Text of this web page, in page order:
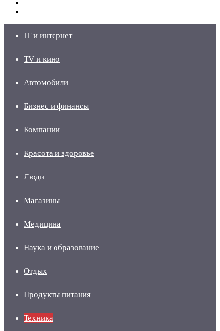
IT и интернет
TV и кино
Автомобили
Бизнес и финансы
Компании
Красота и здоровье
Люди
Магазины
Медицина
Наука и образование
Отдых
Продукты питания
Техника